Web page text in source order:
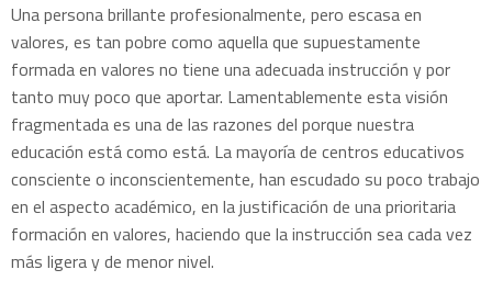
Una persona brillante profesionalmente, pero escasa en
valores, es tan pobre como aquella que supuestamente
formada en valores no tiene una adecuada instrucción y por
tanto muy poco que aportar. Lamentablemente esta visión
fragmentada es una de las razones del porque nuestra
educación está como está. La mayoría de centros educativos
consciente o inconscientemente, han escudado su poco trabajo
en el aspecto académico, en la justificación de una prioritaria
formación en valores, haciendo que la instrucción sea cada vez
más ligera y de menor nivel.